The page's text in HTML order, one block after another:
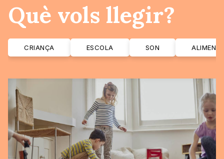
Què vols llegir?
CRIANÇA ESCOLA SON